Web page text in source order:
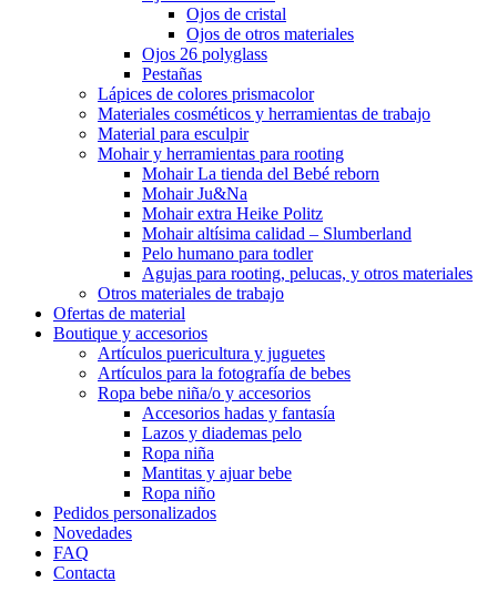
Ojos de cristal
Ojos de otros materiales
Ojos 26 polyglass
Pestañas
Lápices de colores prismacolor
Materiales cosméticos y herramientas de trabajo
Material para esculpir
Mohair y herramientas para rooting
Mohair La tienda del Bebé reborn
Mohair Ju&Na
Mohair extra Heike Politz
Mohair altísima calidad – Slumberland
Pelo humano para todler
Agujas para rooting, pelucas, y otros materiales
Otros materiales de trabajo
Ofertas de material
Boutique y accesorios
Artículos puericultura y juguetes
Artículos para la fotografía de bebes
Ropa bebe niña/o y accesorios
Accesorios hadas y fantasía
Lazos y diademas pelo
Ropa niña
Mantitas y ajuar bebe
Ropa niño
Pedidos personalizados
Novedades
FAQ
Contacta